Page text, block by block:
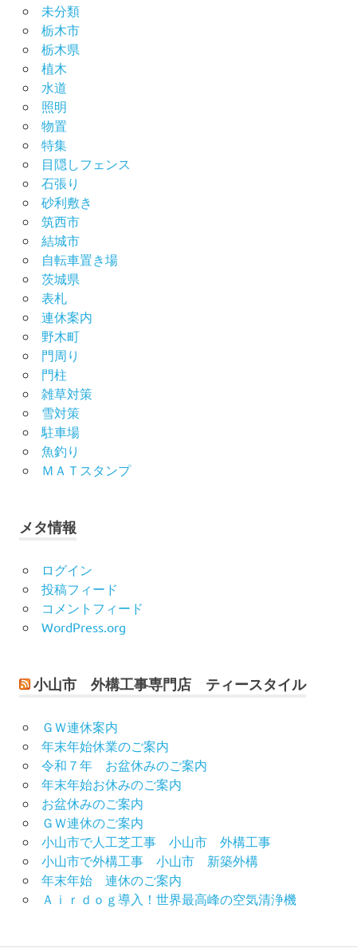
未分類
栃木市
栃木県
植木
水道
照明
物置
特集
目隠しフェンス
石張り
砂利敷き
筑西市
結城市
自転車置き場
茨城県
表札
連休案内
野木町
門周り
門柱
雑草対策
雪対策
駐車場
魚釣り
ＭＡＴスタンプ
メタ情報
ログイン
投稿フィード
コメントフィード
WordPress.org
小山市 外構工事専門店 ティースタイル
ＧＷ連休案内
年末年始休業のご案内
令和７年 お盆休みのご案内
年末年始お休みのご案内
お盆休みのご案内
ＧＷ連休のご案内
小山市で人工芝工事 小山市 外構工事
小山市で外構工事 小山市 新築外構
年末年始 連休のご案内
Ａｉｒｄｏｇ導入！世界最高峰の空気清浄機